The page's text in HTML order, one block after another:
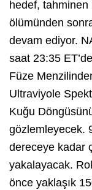
hedef, tahminen
ölümünden
devam ediyor.
saat 23:35
Füze
Ultraviyole
Kuğu
gözlemleyecek.
dereceye kadar
yakalayacak.
önce yaklaşık